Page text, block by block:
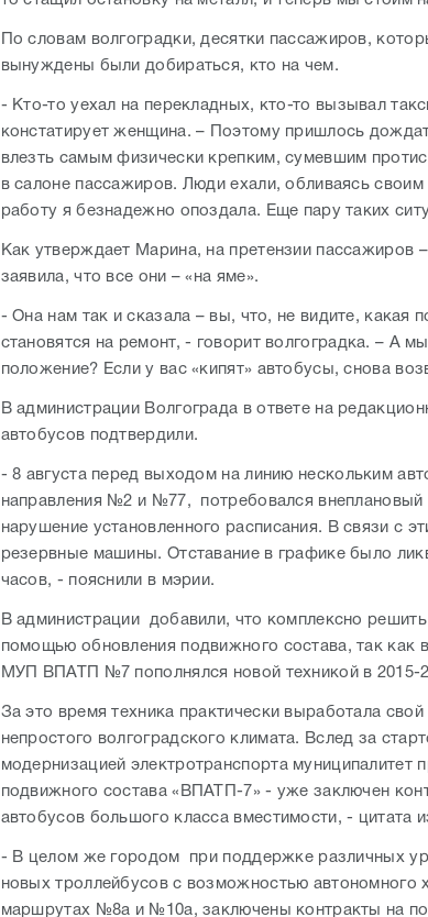
По словам волгоградки, десятки пассажиров,
вынуждены были добираться, кто на чем.
- Кто-то уехал на перекладных, кто-то вызывал
констатирует женщина. – Поэтому пришлось
влезть самым физически крепким, сумевшим
в салоне пассажиров. Люди ехали, обливаясь
работу я безнадежно опоздала. Еще пару таких
Как утверждает Марина, на претензии пассажиров
заявила, что все они – «на яме».
- Она нам так и сказала – вы, что, не видите, какая
становятся на ремонт, - говорит волгоградка. – А
положение? Если у вас «кипят» автобусы, снова
В администрации Волгограда в ответе на
автобусов подтвердили.
- 8 августа перед выходом на линию нескольким
направления №2 и №77, потребовался
нарушение установленного расписания. В связи с
резервные машины. Отставание в графике было
часов, - пояснили в мэрии.
В администрации добавили, что комплексно
помощью обновления подвижного состава, так как
МУП ВПАТП №7 пополнялся новой техникой в 2015-
За это время техника практически выработала
непростого волгоградского климата. Вслед за
модернизацией электротранспорта муниципалитет
подвижного состава «ВПАТП-7» - уже заключен
автобусов большого класса вместимости, - цитата
- В целом же городом при поддержке различных
новых троллейбусов с возможностью автономного
маршрутах №8а и №10а, заключены контракты на